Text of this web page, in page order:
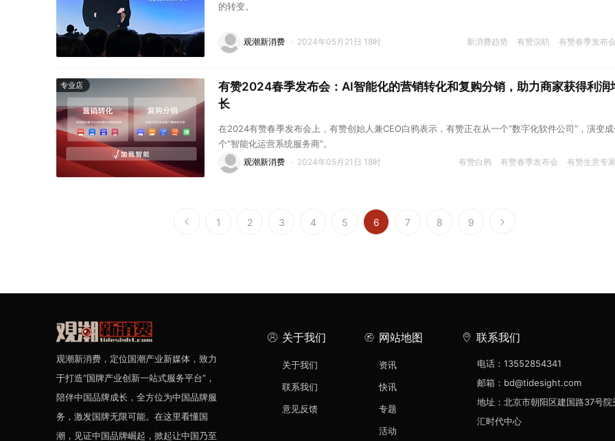
的转变。
新消费趋势 有赞浣昉 有赞春季发布会
观潮新消费 · 2024年05月21日 18时
专业店
有赞2024春季发布会：AI智能化的营销转化和复购分销，助力商家获得利润
长
在2024有赞春季发布会上，有赞创始人兼CEO白鸦表示，有赞正在从一个“数字化软件公司”，演变成
个“智能化运营系统服务商”。
有赞白鸦 有赞春季发布会 有赞生意专家
观潮新消费 · 2024年05月21日 18时
1 2 3 4 5 6 7 8 9
观潮新消费，定位国潮产业新媒体，致力
于打造“国牌产业创新一站式服务平台”，
陪伴中国品牌成长，全方位为中国品牌服
务，激发国牌无限可能。在这里看懂国
潮，见证中国品牌崛起，掀起让中国乃至
关于我们
关于我们
联系我们
意见反馈
网站地图
资讯
快讯
专题
活动
联系我们
电话：13552854341
邮箱：bd@tidesight.com
地址：北京市朝阳区建国路37号院
汇时代中心